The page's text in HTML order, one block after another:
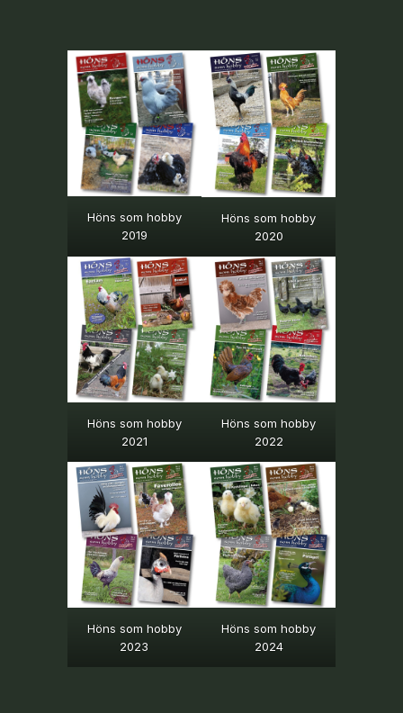
Höns som hobby
2019
Höns som hobby
2020
Höns som hobby
2021
Höns som hobby
2022
Höns som hobby
2023
Höns som hobby
2024